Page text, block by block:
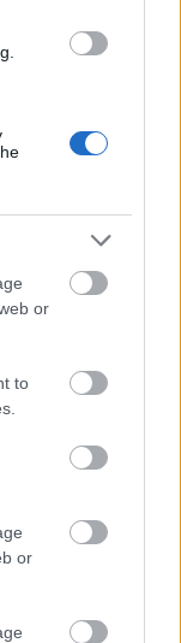
or
to
or
a
kapta az év
tovább
központi
számítottak.